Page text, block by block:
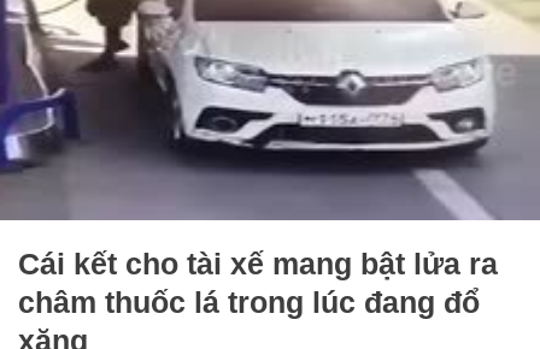
Cái kết cho tài xế mang bật lửa ra
châm thuốc lá trong lúc đang đổ
xăng